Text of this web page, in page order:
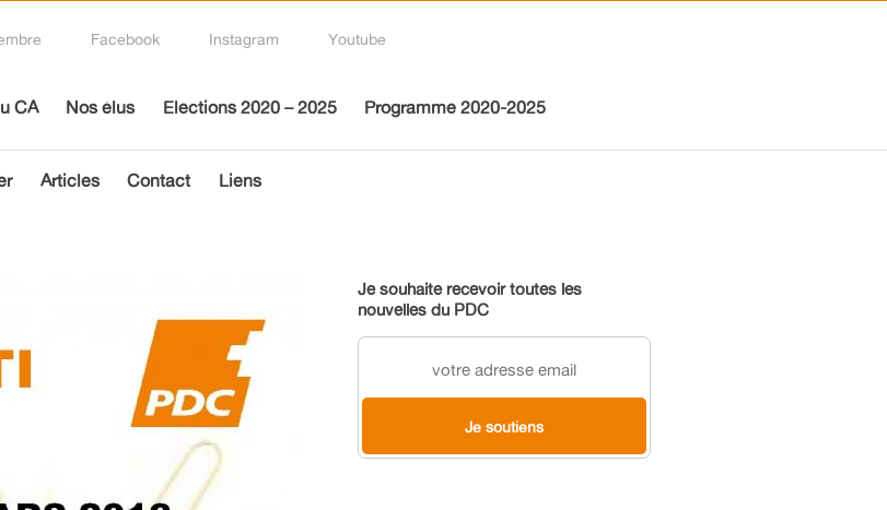
Facebook Instagram Youtube
CA Nos élus Elections 2020 – 2025 Programme 2020-2025
Articles Contact Liens
Je souhaite recevoir toutes les
nouvelles du PDC